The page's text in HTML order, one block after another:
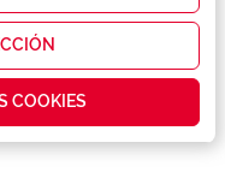
COOKIES